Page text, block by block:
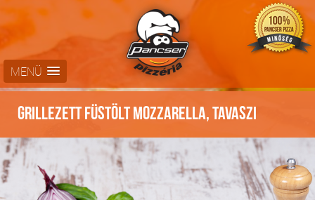
MENÜ
Grillezett füstölt mozzarella, tavaszi
salátával - Kímélő ételek